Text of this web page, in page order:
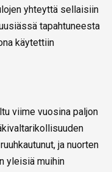
yhteyttä sellaisiin
tapahtuneesta
käytettiin
viime vuosina paljon
ja nuorten
yleisiä muihin